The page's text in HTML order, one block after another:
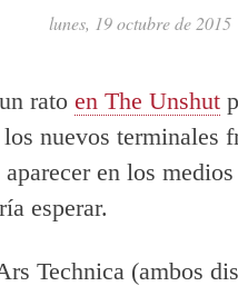
lunes, 19 octubre de 2015
rato en The Unshut
nuevos terminales
aparecer en los
esperar.
Technica (ambos